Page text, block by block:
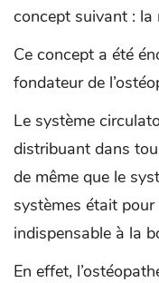
concept suivant : la
Ce concept a été
fondateur de
Le système
distribuant dans
de même que le
systèmes était
indispensable à la
En effet,